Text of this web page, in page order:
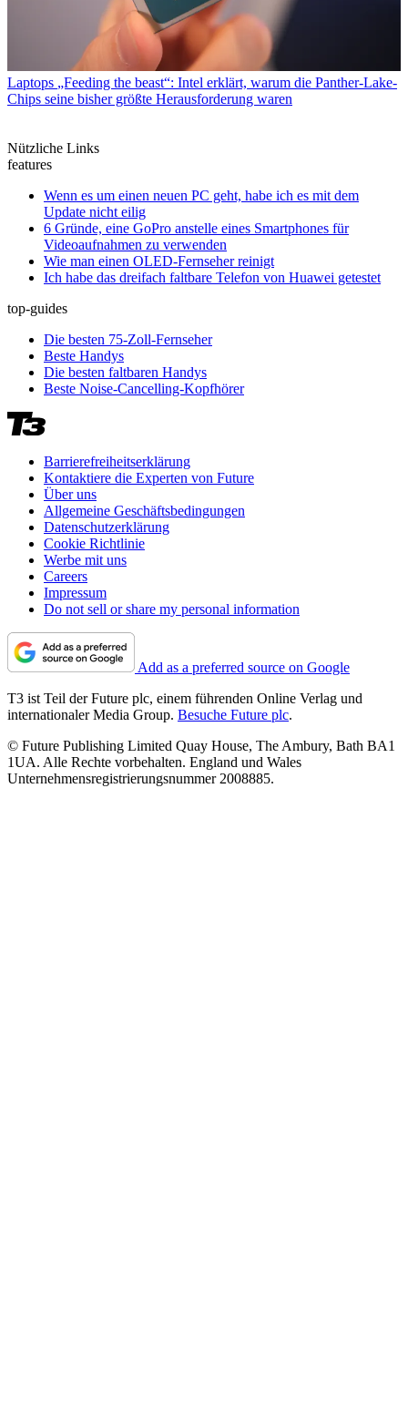
Laptops „Feeding the beast“: Intel erklärt, warum die Panther-Lake-
Chips seine bisher größte Herausforderung waren
Nützliche Links
features
Wenn es um einen neuen PC geht, habe ich es mit dem
Update nicht eilig
6 Gründe, eine GoPro anstelle eines Smartphones für
Videoaufnahmen zu verwenden
Wie man einen OLED-Fernseher reinigt
Ich habe das dreifach faltbare Telefon von Huawei getestet
top-guides
Die besten 75-Zoll-Fernseher
Beste Handys
Die besten faltbaren Handys
Beste Noise-Cancelling-Kopfhörer
Barrierefreiheitserklärung
Kontaktiere die Experten von Future
Über uns
Allgemeine Geschäftsbedingungen
Datenschutzerklärung
Cookie Richtlinie
Werbe mit uns
Careers
Impressum
Do not sell or share my personal information
Add as a preferred source on Google
T3 ist Teil der Future plc, einem führenden Online Verlag und
internationaler Media Group. Besuche Future plc.
© Future Publishing Limited Quay House, The Ambury, Bath BA1
1UA. Alle Rechte vorbehalten. England und Wales
Unternehmensregistrierungsnummer 2008885.